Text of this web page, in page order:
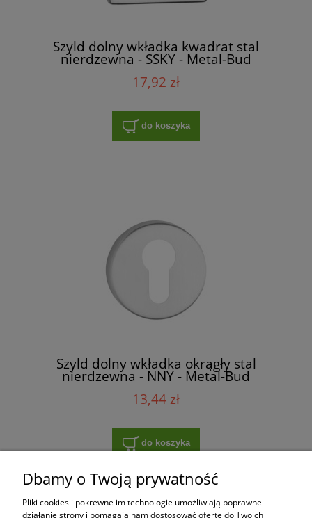
Szyld dolny wkładka kwadrat stal
nierdzewna - SSKY - Metal-Bud
17,92 zł
do koszyka
Szyld dolny wkładka okrągły stal
nierdzewna - NNY - Metal-Bud
13,44 zł
do koszyka
Zakupy
Dbamy o Twoją prywatność
Pliki cookies i pokrewne im technologie umożliwiają poprawne
działanie strony i pomagają nam dostosować ofertę do Twoich